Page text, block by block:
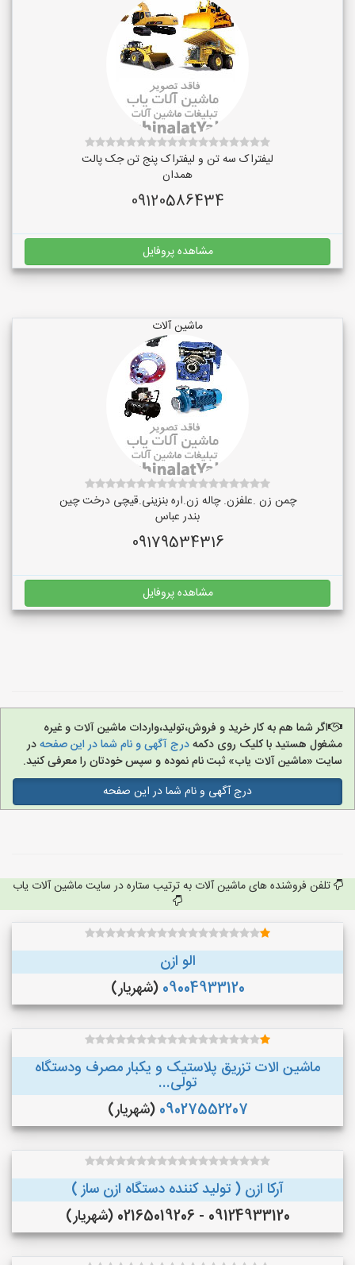
لیفتراک سه تن و لیفتراک پنج تن جک پالت
همدان
09120586434
مشاهده پروفایل
ماشین آلات
چمن زن .علفزن. چاله زن.اره بنزینی.قیچی درخت چین
بندر عباس
09179534316
مشاهده پروفایل
اگر شما هم به کار خرید و فروش،تولید،واردات ماشین آلات و غیره
مشغول هستید با کلیک روی دکمهدرج آگهی و نام شما در این صفحهدر
سایت «ماشین آلات یاب» ثبت نام نموده و سپس خودتان را معرفی کنید.
درج آگهی و نام شما در این صفحه
تلفن فروشنده های ماشین آلات به ترتیب ستاره در سایت ماشین آلات یاب
الو ازن
09004933120 (شهریار)
ماشین الات تزریق پلاستیک و یکبار مصرف ودستگاه
تولی...
09027552207 (شهریار)
آرکا ازن ( تولید کننده دستگاه ازن ساز )
09124933120 - 02165019206 (شهریار)